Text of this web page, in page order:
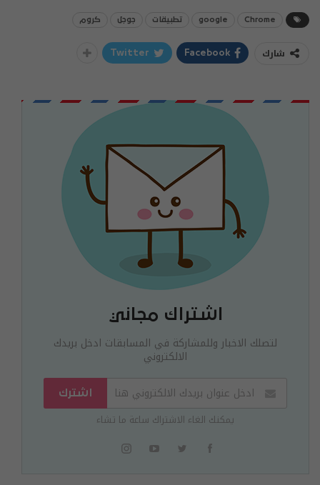
Chrome
google تطبيقات جوجل كروم
شارك Facebook
Twitter
اشتراك مجاني
لتصلك الاخبار وللمشاركة في المسابقات ادخل بريدك
الالكتروني
اشترك
يمكنك الغاء الاشتراك ساعة ما تشاء